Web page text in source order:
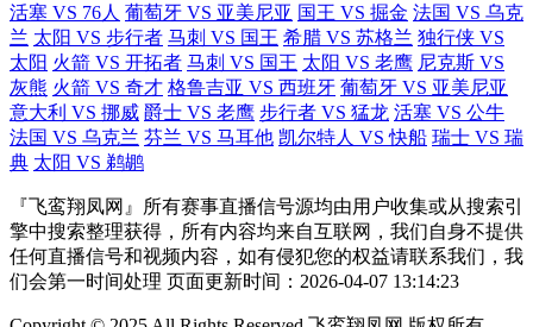
活塞 VS 76人 葡萄牙 VS 亚美尼亚 国王 VS 掘金 法国 VS 乌克
兰 太阳 VS 步行者 马刺 VS 国王 希腊 VS 苏格兰 独行侠 VS
太阳 火箭 VS 开拓者 马刺 VS 国王 太阳 VS 老鹰 尼克斯 VS
灰熊 火箭 VS 奇才 格鲁吉亚 VS 西班牙 葡萄牙 VS 亚美尼亚
意大利 VS 挪威 爵士 VS 老鹰 步行者 VS 猛龙 活塞 VS 公牛
法国 VS 乌克兰 芬兰 VS 马耳他 凯尔特人 VS 快船 瑞士 VS 瑞
典 太阳 VS 鹈鹕
『飞鸾翔凤网』所有赛事直播信号源均由用户收集或从搜索引
擎中搜索整理获得，所有内容均来自互联网，我们自身不提供
任何直播信号和视频内容，如有侵犯您的权益请联系我们，我
们会第一时间处理 页面更新时间：2026-04-07 13:14:23